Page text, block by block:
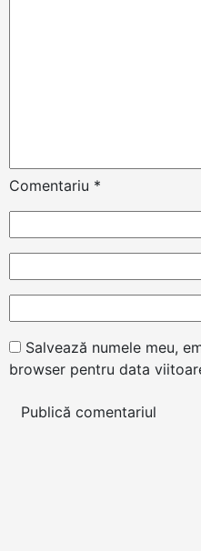
Comentariu *
Salvează numele meu,
browser pentru data